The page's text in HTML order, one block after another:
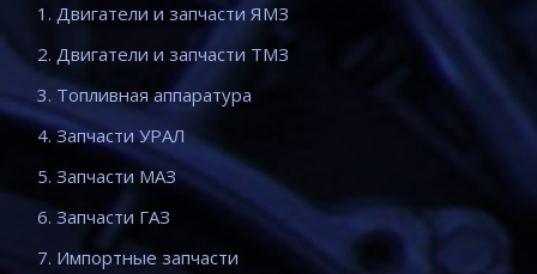
1. Двигатели и запчасти ЯМЗ
2. Двигатели и запчасти ТМЗ
3. Топливная аппаратура
4. Запчасти УРАЛ
5. Запчасти МАЗ
6. Запчасти ГАЗ
7. Импортные запчасти